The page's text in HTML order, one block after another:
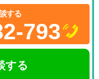
する
793
する